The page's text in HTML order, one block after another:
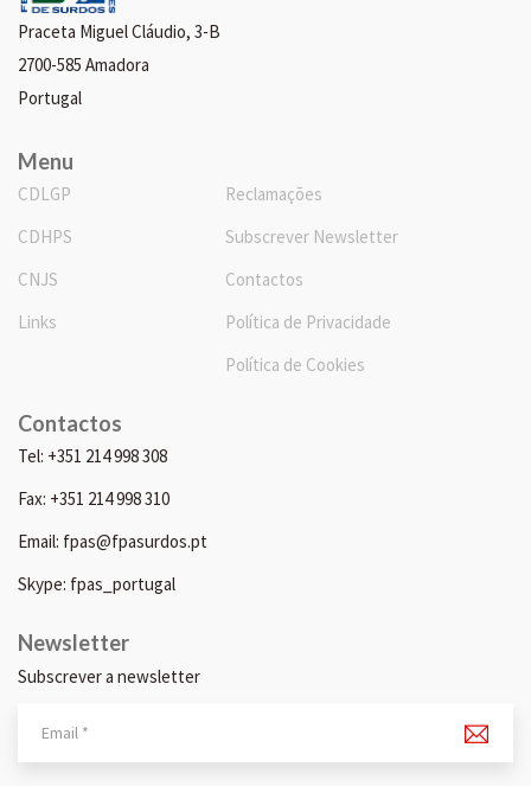
Praceta Miguel Cláudio, 3-B
2700-585 Amadora
Portugal
Menu
CDLGP
CDHPS
CNJS
Links
Reclamações
Subscrever Newsletter
Contactos
Política de Privacidade
Política de Cookies
Contactos
Tel: +351 214 998 308
Fax: +351 214 998 310
Email: fpas@fpasurdos.pt
Skype: fpas_portugal
Newsletter
Subscrever a newsletter